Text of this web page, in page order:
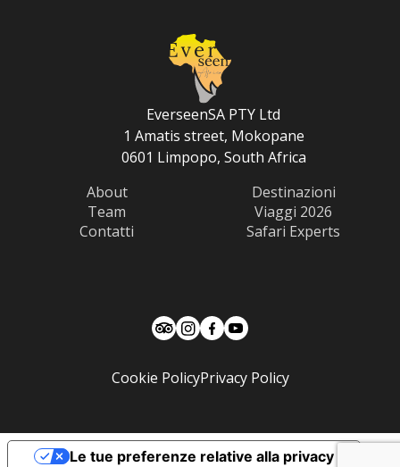
EverseenSA PTY Ltd
1 Amatis street, Mokopane
0601 Limpopo, South Africa
About
Team
Contatti
Destinazioni
Viaggi 2026
Safari Experts
Cookie PolicyPrivacy Policy
Le tue preferenze relative alla privacy